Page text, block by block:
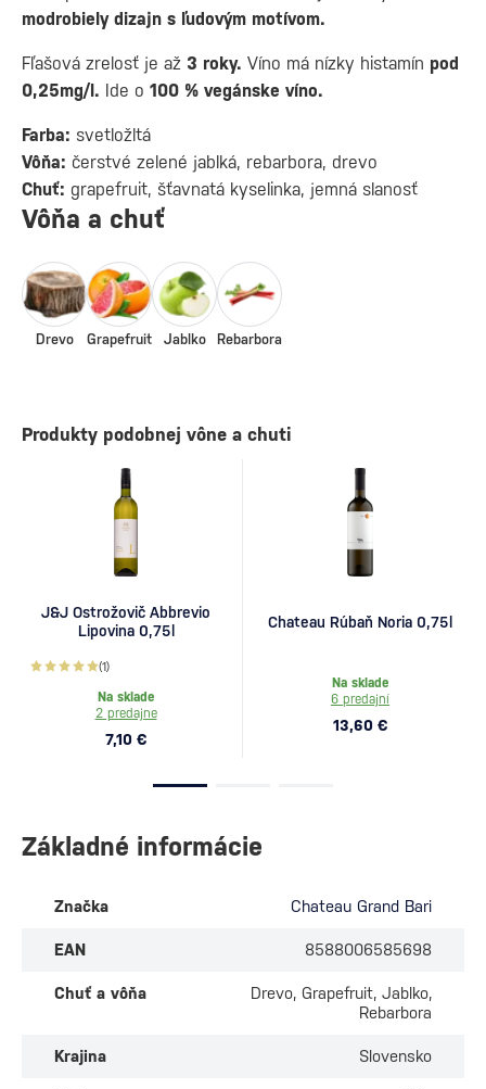
modrobiely dizajn s ľudovým motívom.
Fľašová zrelosť je až 3 roky. Víno má nízky histamín pod
0,25mg/l. Ide o 100 % vegánske víno.
Farba: svetložltá
Vôňa: čerstvé zelené jablká, rebarbora, drevo
Chuť: grapefruit, šťavnatá kyselinka, jemná slanosť
Vôňa a chuť
Drevo Grapefruit Jablko Rebarbora
Produkty podobnej vône a chuti
J&J Ostrožovič Abbrevio
Lipovina 0,75l
(1)
Na sklade
2 predajne
7,10 €
Chateau Rúbaň Noria 0,75l
Na sklade
6 predajní
13,60 €
Základné informácie
Značka Chateau Grand Bari
EAN 8588006585698
Chuť a vôňa
Drevo, Grapefruit, Jablko,
Rebarbora
Krajina Slovensko